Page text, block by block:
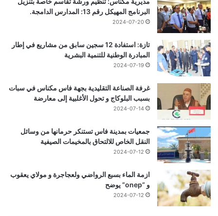
البرنامج المهيكل رقم 13: المدارس الدامجة.
2024-07-20
تازة: استفادة 12 سجين سابق من مشاريع في إطار
المبادرة الوطنية للتنمية البشرية
2024-07-19
غرفة الصناعة التقليدية بجهة فاس مكناس في سبات
بسبب البلوكاج و تحول الأغلبية إلى معارضة
2024-07-14
جمعيات بمدينة فاس تستنكر حرمانها من وسائل
النقل الخاص للالتحاق بالمخيمات الصيفية
2024-07-12
ازمة الماء بسبع الرواضي ولعجاجرة و مولاي يعقوب
و “onep” يوضح
2024-07-12